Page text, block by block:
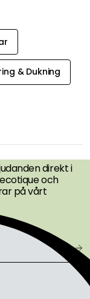
& Dukning
direkt i
och
på vårt